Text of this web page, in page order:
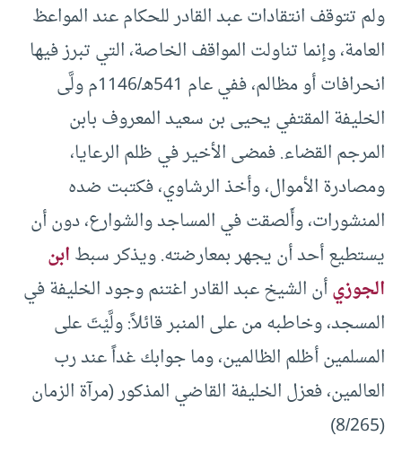
ولم تتوقف انتقادات عبد القادر للحكام عند المواعظ
العامة، وإنما تناولت المواقف الخاصة، التي تبرز فيها
انحرافات أو مظالم، ففي عام 541هـ/1146م ولَّى
الخليفة المقتفي يحيى بن سعيد المعروف بابن
المرجم القضاء. فمضى الأخير في ظلم الرعايا،
ومصادرة الأموال، وأخذ الرشاوي، فكتبت ضده
المنشورات، وأَلصقت في المساجد والشوارع، دون أن
يستطيع أحد أن يجهر بمعارضته. ويذكر سبطابن
الجوزيأن الشيخ عبد القادر اغتنم وجود الخليفة في
المسجد، وخاطبه من على المنبر قائلاً: ولَّيْتَ على
المسلمين أظلم الظالمين، وما جوابك غداً عند رب
العالمين، فعزل الخليفة القاضي المذكور (مرآة الزمان
(8/265)